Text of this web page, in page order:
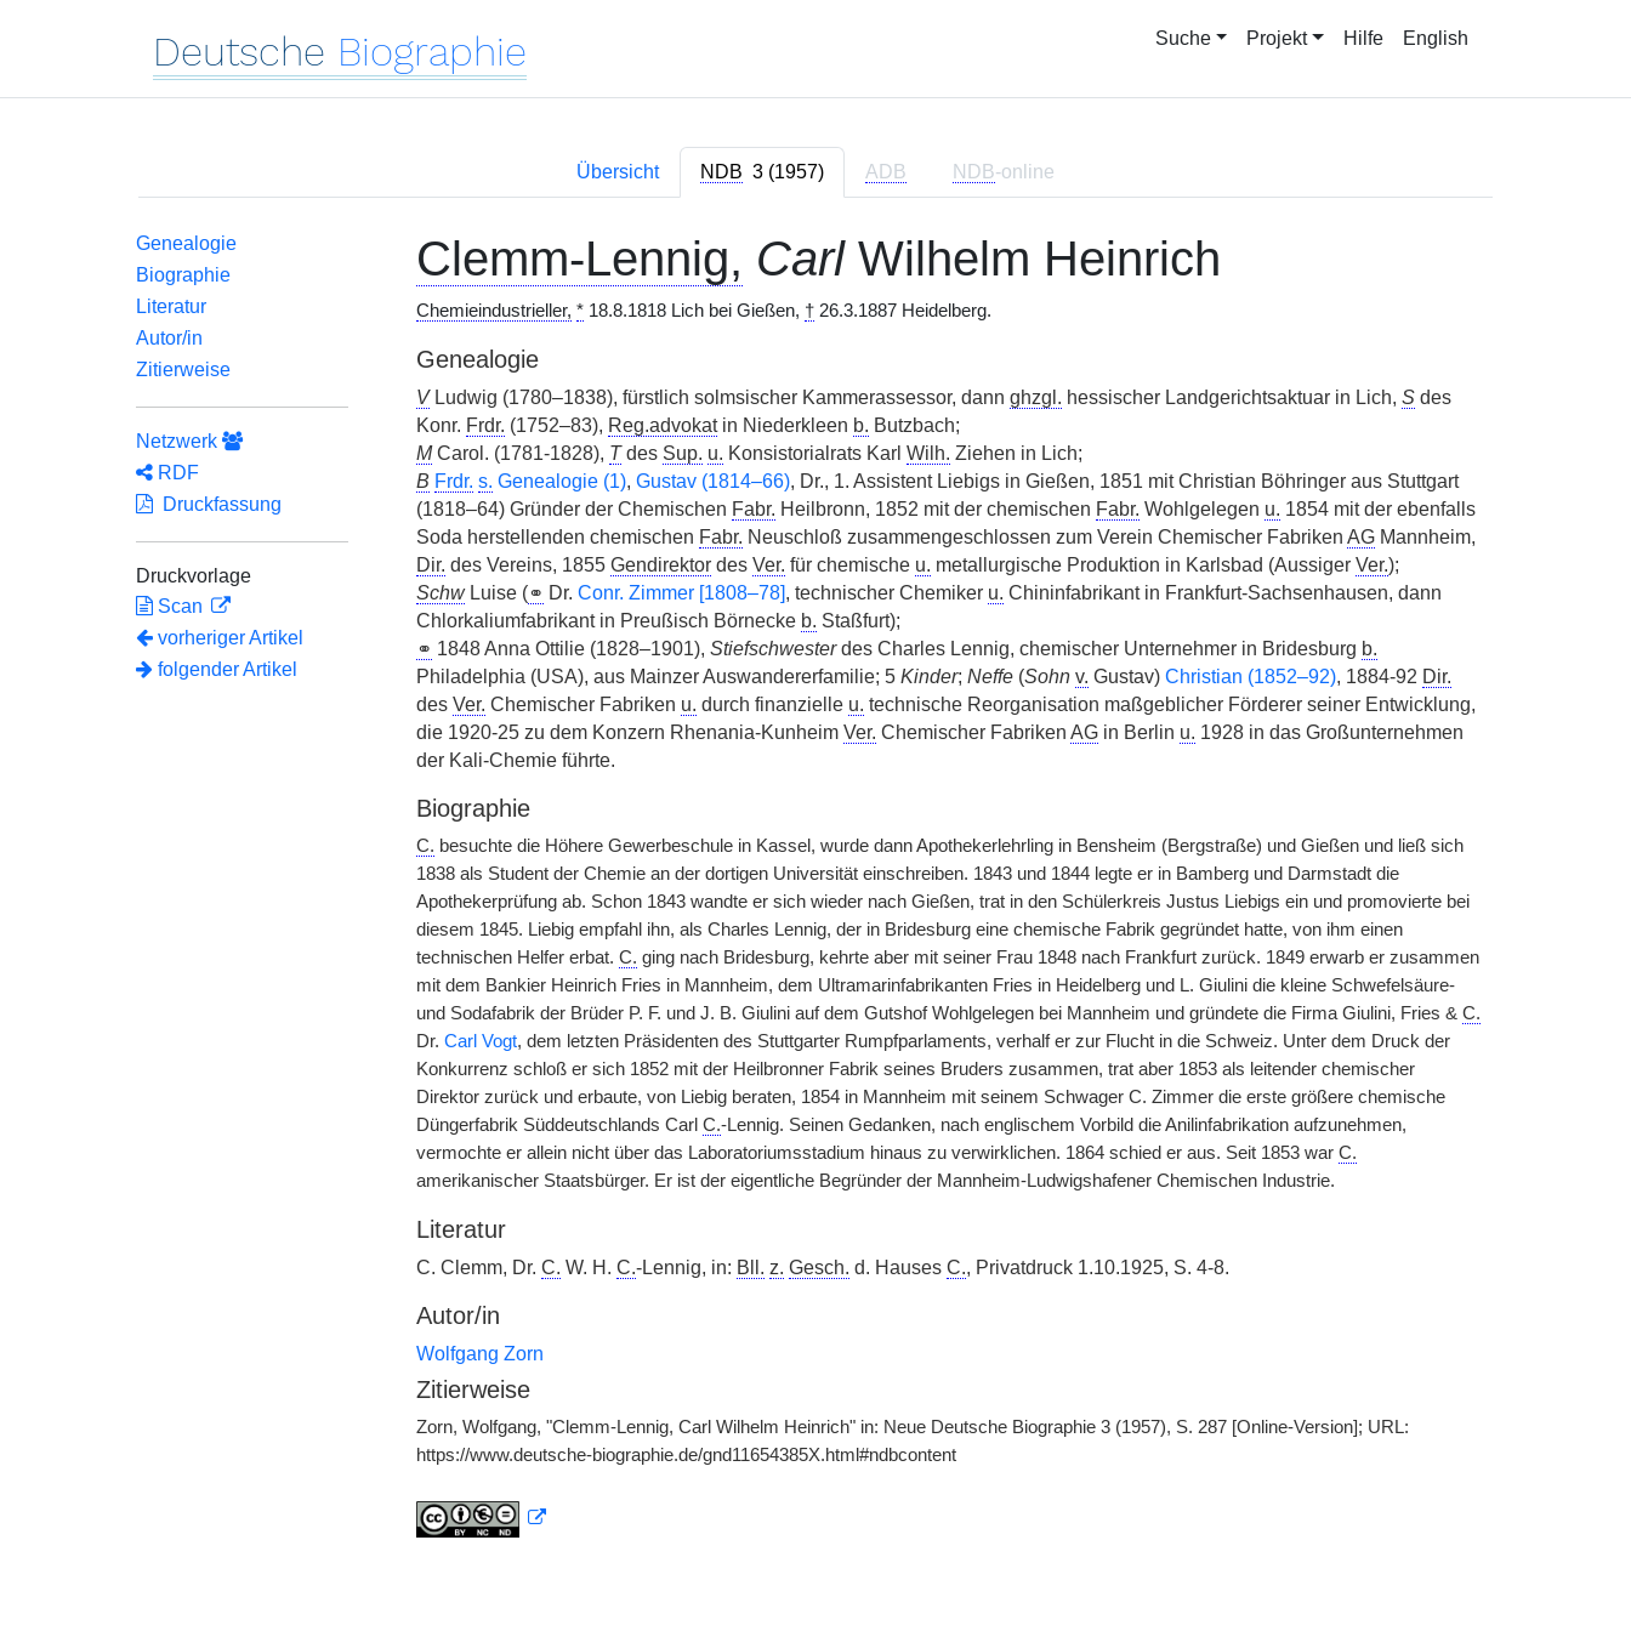
Deutsche Biographie Suche Projekt Hilfe English
Übersicht NDB 3 (1957) ADB NDB-online
Genealogie
Biographie
Literatur
Autor/in
Zitierweise
Netzwerk
RDF
Druckfassung
Druckvorlage
Scan
vorheriger Artikel
folgender Artikel
Clemm-Lennig, CarlWilhelm Heinrich
Chemieindustrieller, *18.8.1818 Lich bei Gießen, †26.3.1887 Heidelberg.
Genealogie
VLudwig (1780–1838), fürstlich solmsischer Kammerassessor, dann ghzgl. hessischer Landgerichtsaktuar in Lich, Sdes
Konr. Frdr. (1752–83), Reg.advokatin Niederkleen b. Butzbach;
MCarol. (1781-1828), Tdes Sup. u. Konsistorialrats Karl Wilh. Ziehen in Lich;
B Frdr. s. Genealogie (1), Gustav (1814–66), Dr., 1. Assistent Liebigs in Gießen, 1851 mit Christian Böhringer aus Stuttgart
(1818–64) Gründer der Chemischen Fabr. Heilbronn, 1852 mit der chemischen Fabr. Wohlgelegen u. 1854 mit der ebenfalls
Soda herstellenden chemischen Fabr. Neuschloß zusammengeschlossen zum Verein Chemischer Fabriken AGMannheim,
Dir. des Vereins, 1855 Gendirektordes Ver. für chemische u. metallurgische Produktion in Karlsbad (Aussiger Ver.);
SchwLuise (⚭ Dr. Conr. Zimmer [1808–78], technischer Chemiker u. Chininfabrikant in Frankfurt-Sachsenhausen, dann
Chlorkaliumfabrikant in Preußisch Börnecke b. Staßfurt);
⚭ 1848 Anna Ottilie (1828–1901), Stiefschwesterdes Charles Lennig, chemischer Unternehmer in Bridesburg b.
Philadelphia (USA), aus Mainzer Auswandererfamilie; 5 Kinder; Neffe(Sohn v. Gustav) Christian (1852–92), 1884-92 Dir.
des Ver. Chemischer Fabriken u. durch finanzielle u. technische Reorganisation maßgeblicher Förderer seiner Entwicklung,
die 1920-25 zu dem Konzern Rhenania-Kunheim Ver. Chemischer Fabriken AGin Berlin u. 1928 in das Großunternehmen
der Kali-Chemie führte.
Biographie
C. besuchte die Höhere Gewerbeschule in Kassel, wurde dann Apothekerlehrling in Bensheim (Bergstraße) und Gießen und ließ sich
1838 als Student der Chemie an der dortigen Universität einschreiben. 1843 und 1844 legte er in Bamberg und Darmstadt die
Apothekerprüfung ab. Schon 1843 wandte er sich wieder nach Gießen, trat in den Schülerkreis Justus Liebigs ein und promovierte bei
diesem 1845. Liebig empfahl ihn, als Charles Lennig, der in Bridesburg eine chemische Fabrik gegründet hatte, von ihm einen
technischen Helfer erbat. C. ging nach Bridesburg, kehrte aber mit seiner Frau 1848 nach Frankfurt zurück. 1849 erwarb er zusammen
mit dem Bankier Heinrich Fries in Mannheim, dem Ultramarinfabrikanten Fries in Heidelberg und L. Giulini die kleine Schwefelsäure-
und Sodafabrik der Brüder P. F. und J. B. Giulini auf dem Gutshof Wohlgelegen bei Mannheim und gründete die Firma Giulini, Fries & C.
Dr. Carl Vogt, dem letzten Präsidenten des Stuttgarter Rumpfparlaments, verhalf er zur Flucht in die Schweiz. Unter dem Druck der
Konkurrenz schloß er sich 1852 mit der Heilbronner Fabrik seines Bruders zusammen, trat aber 1853 als leitender chemischer
Direktor zurück und erbaute, von Liebig beraten, 1854 in Mannheim mit seinem Schwager C. Zimmer die erste größere chemische
Düngerfabrik Süddeutschlands Carl C.-Lennig. Seinen Gedanken, nach englischem Vorbild die Anilinfabrikation aufzunehmen,
vermochte er allein nicht über das Laboratoriumsstadium hinaus zu verwirklichen. 1864 schied er aus. Seit 1853 war C.
amerikanischer Staatsbürger. Er ist der eigentliche Begründer der Mannheim-Ludwigshafener Chemischen Industrie.
Literatur
C. Clemm, Dr. C. W. H. C.-Lennig, in: Bll. z. Gesch. d. Hauses C., Privatdruck 1.10.1925, S. 4-8.
Autor/in
Wolfgang Zorn
Zitierweise
Zorn, Wolfgang, "Clemm-Lennig, Carl Wilhelm Heinrich" in: Neue Deutsche Biographie 3 (1957), S. 287 [Online-Version]; URL:
https://www.deutsche-biographie.de/gnd11654385X.html#ndbcontent